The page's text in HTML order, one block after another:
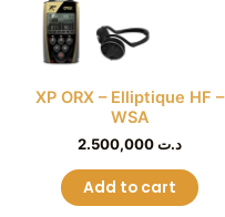
XP ORX – Elliptique HF –
WSA
د.ت
Add to cart